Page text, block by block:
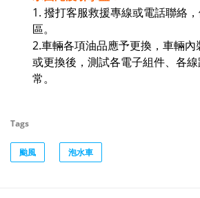
1. 撥打客服救援專線或電話聯絡
區。
2.車輛各項油品應予更換，車輛
或更換後，測試各電子組件、各
常。
Tags
颱風 泡水車